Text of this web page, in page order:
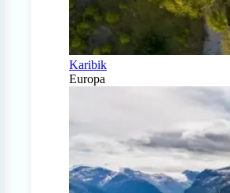
Karibik
Europa